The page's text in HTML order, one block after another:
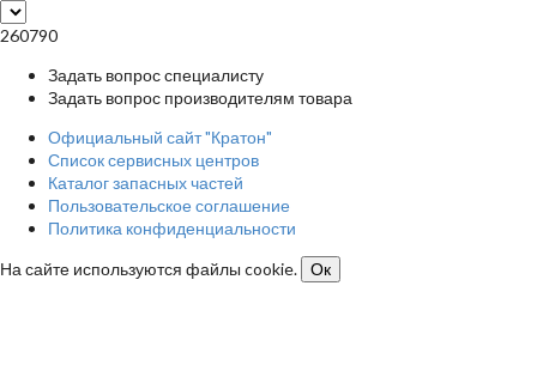
260790
Задать вопрос специалисту
Задать вопрос производителям товара
Официальный сайт "Кратон"
Список сервисных центров
Каталог запасных частей
Пользовательское соглашение
Политика конфиденциальности
На сайте используются файлы cookie.
Ок